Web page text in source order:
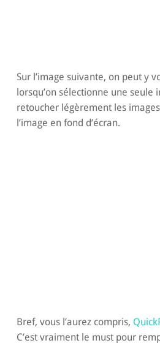
Sur l’image suivante, on peut y
lorsqu’on sélectionne une seule
retoucher légèrement les
l’image en fond d’écran.
Bref, vous l’aurez compris,
C’est vraiment le must pour